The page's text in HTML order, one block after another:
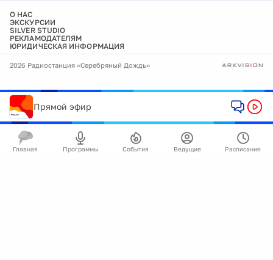
О НАС
ЭКСКУРСИИ
SILVER STUDIO
РЕКЛАМОДАТЕЛЯМ
ЮРИДИЧЕСКАЯ ИНФОРМАЦИЯ
2026 Радиостанция «Серебряный Дождь»
Прямой эфир
Главная Программы События Ведущие Расписание